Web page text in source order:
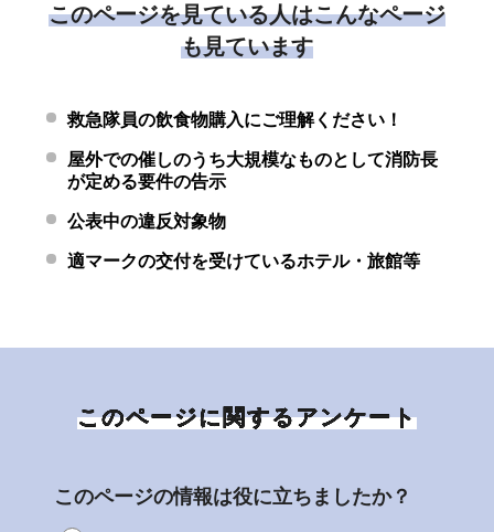
このページを見ている人はこんなページ
も見ています
救急隊員の飲食物購入にご理解ください！
屋外での催しのうち大規模なものとして消防長
が定める要件の告示
公表中の違反対象物
適マークの交付を受けているホテル・旅館等
このページに関するアンケート
このページの情報は役に立ちましたか？